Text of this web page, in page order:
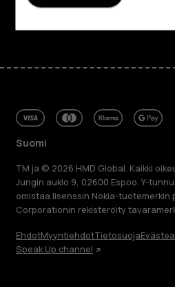
Suomi
TM ja © 2026 HMD Global. Kaikki
Jungin aukio 9, 02600 Espoo. Y-
omistaa lisenssin Nokia-tuotemerkin
Corporationin rekisteröity
EhdotMyyntiehdotTietosuoja
Speak Up channel